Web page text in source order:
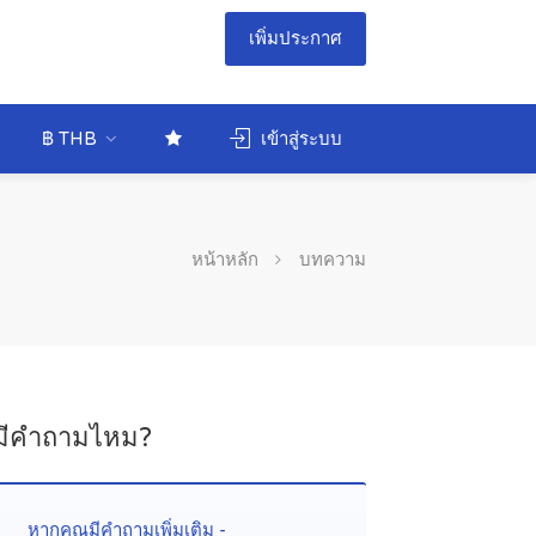
เพิ่มประกาศ
เข้าสู่ระบบ
฿ THB
หน้าหลัก บทความ
คำถามไหม?
หากคุณมีคำถามเพิ่มเติม -